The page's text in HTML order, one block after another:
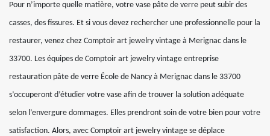
Pour n’importe quelle matière, votre vase pâte de verre peut subir des
casses, des fissures. Et si vous devez rechercher une professionnelle pour la
restaurer, venez chez Comptoir art jewelry vintage à Merignac dans le
33700. Les équipes de Comptoir art jewelry vintage entreprise
restauration pâte de verre École de Nancy à Merignac dans le 33700
s’occuperont d’étudier votre vase afin de trouver la solution adéquate
selon l’envergure dommages. Elles prendront soin de votre bien pour votre
satisfaction. Alors, avec Comptoir art jewelry vintage se déplace